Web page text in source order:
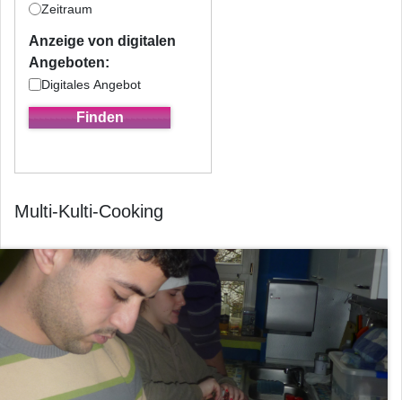
Zeitraum
Anzeige von digitalen
Angeboten:
Digitales Angebot
Multi-Kulti-Cooking